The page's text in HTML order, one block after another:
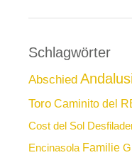
Schlagwörter
Abschied
Toro Caminito del
Cost del Sol
Encinasola Familie